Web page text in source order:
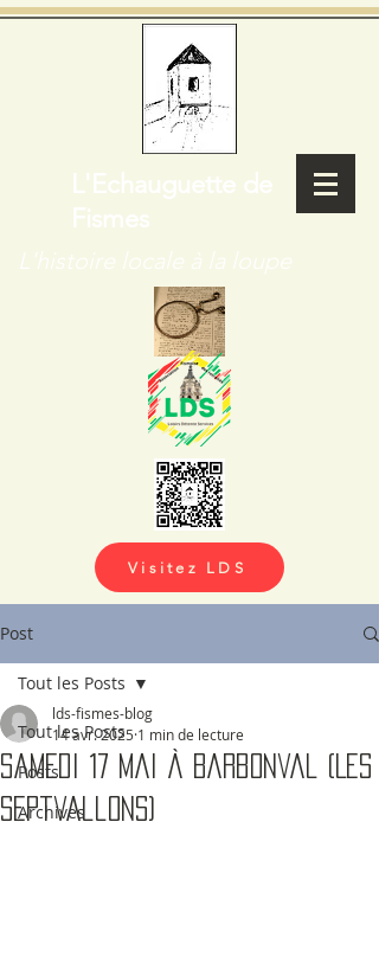
L'Echauguette de
Fismes
L'histoire locale à la loupe
Visitez LDS
Post
Tout les Posts
Posts
Archives
Tout les Posts
Samedi 17 mai à Barbonval (Les
Septvallons)
lds-fismes-blog
14 avr. 2025 1 min de lecture